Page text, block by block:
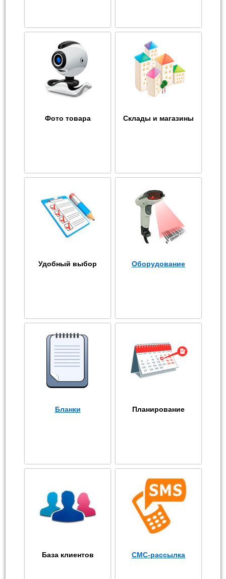
Фото товара Склады и магазины
Удобный выбор Оборудование
Бланки Планирование
База клиентов СМС-рассылка